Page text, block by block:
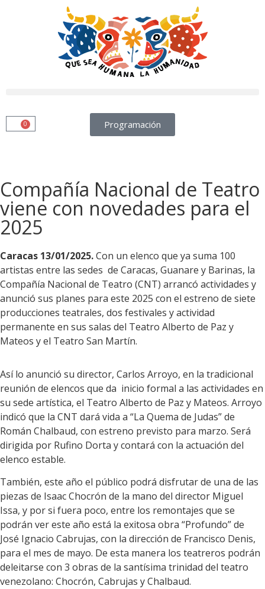
Programación
0
Compañía Nacional de Teatro
viene con novedades para el
2025
Caracas 13/01/2025.Con un elenco que ya suma 100
artistas entre las sedes de Caracas, Guanare y Barinas, la
Compañía Nacional de Teatro (CNT) arrancó actividades y
anunció sus planes para este 2025 con el estreno de siete
producciones teatrales, dos festivales y actividad
permanente en sus salas del Teatro Alberto de Paz y
Mateos y el Teatro San Martín.
Así lo anunció su director, Carlos Arroyo, en la tradicional
reunión de elencos que da inicio formal a las actividades en
su sede artística, el Teatro Alberto de Paz y Mateos. Arroyo
indicó que la CNT dará vida a “La Quema de Judas” de
Román Chalbaud, con estreno previsto para marzo. Será
dirigida por Rufino Dorta y contará con la actuación del
elenco estable.
También, este año el público podrá disfrutar de una de las
piezas de Isaac Chocrón de la mano del director Miguel
Issa, y por si fuera poco, entre los remontajes que se
podrán ver este año está la exitosa obra “Profundo” de
José Ignacio Cabrujas, con la dirección de Francisco Denis,
para el mes de mayo. De esta manera los teatreros podrán
deleitarse con 3 obras de la santísima trinidad del teatro
venezolano: Chocrón, Cabrujas y Chalbaud.